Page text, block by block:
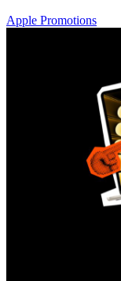
Apple Promotions